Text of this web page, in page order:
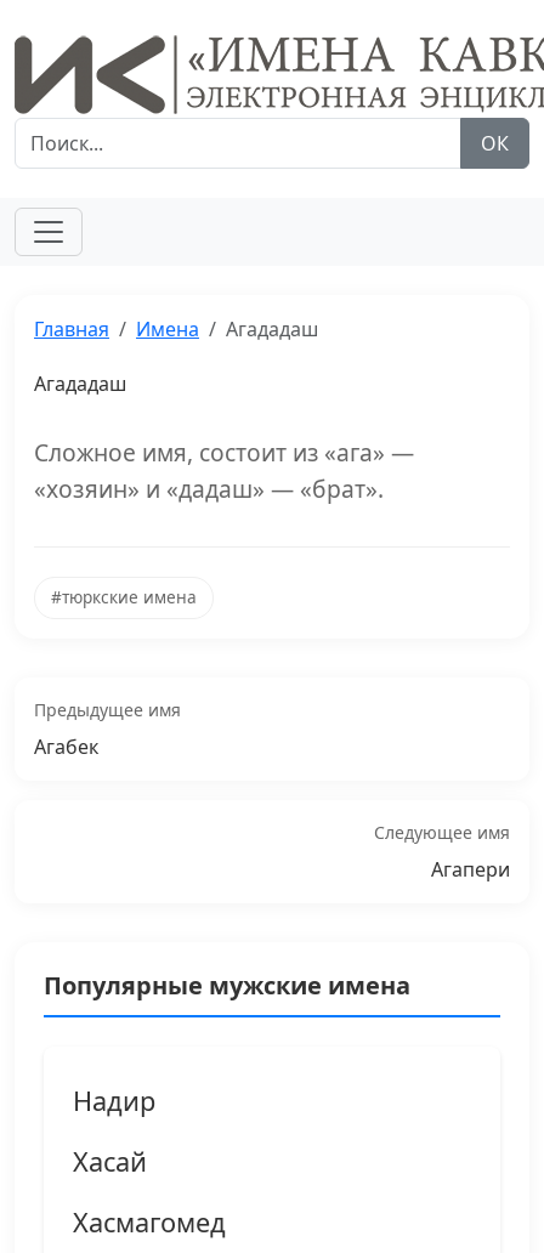
ОК
Главная Имена Агададаш
Агададаш
Сложное имя, состоит из «ага» —
«хозяин» и «дадаш» — «брат».
#тюркские имена
Предыдущее имя
Агабек
Следующее имя
Агапери
Популярные мужские имена
Надир
Хасай
Хасмагомед